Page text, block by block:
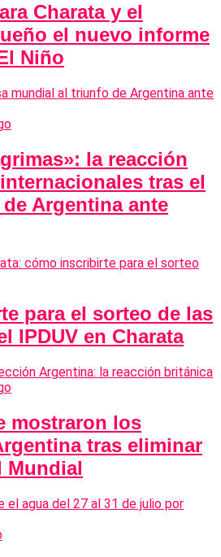
Charata y el
el nuevo informe
Niño
la reacción
tras el
Argentina ante
para el sorteo de las
IPDUV en Charata
mostraron los
tras eliminar
Mundial